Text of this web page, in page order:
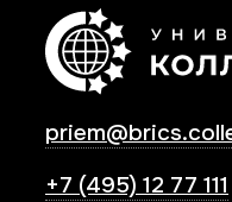
+7 (495) 12 77 111